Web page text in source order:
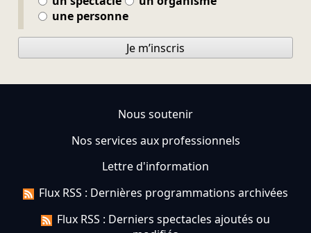
une personne
Je m’inscris
Nous soutenir
Nos services aux professionnels
Lettre d'information
Flux RSS : Dernières programmations archivées
Flux RSS : Derniers spectacles ajoutés ou